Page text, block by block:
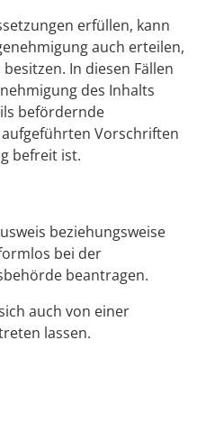
erfüllen, kann
auch erteilen,
In diesen Fällen
des Inhalts
befördernde
Vorschriften
befreit ist.
beziehungsweise
bei der
beantragen.
auch von einer
lassen.